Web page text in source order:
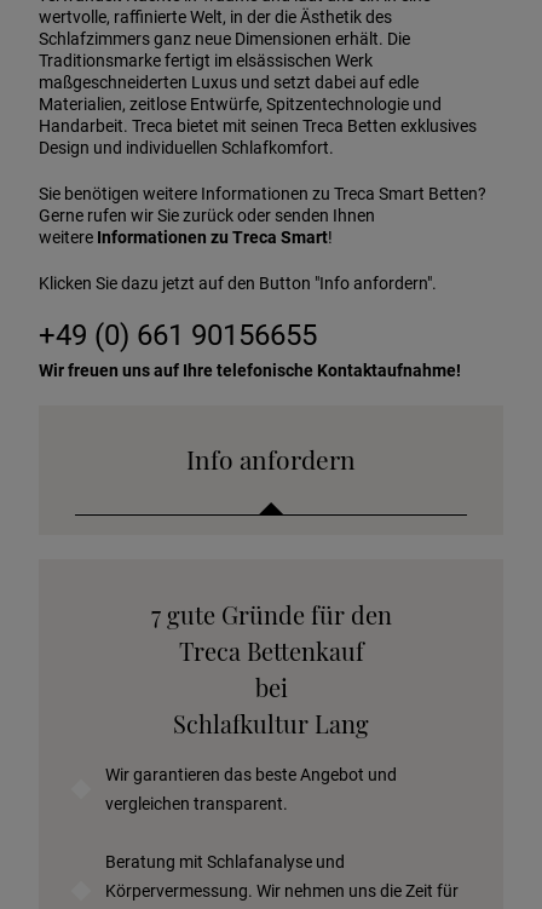
wertvolle, raffinierte Welt, in der die Ästhetik des
Schlafzimmers ganz neue Dimensionen erhält. Die
Traditionsmarke fertigt im elsässischen Werk
maßgeschneiderten Luxus und setzt dabei auf edle
Materialien, zeitlose Entwürfe, Spitzentechnologie und
Handarbeit. Treca bietet mit seinen Treca Betten exklusives
Design und individuellen Schlafkomfort.
Sie benötigen weitere Informationen zu Treca Smart Betten?
Gerne rufen wir Sie zurück oder senden Ihnen
weitere Informationen zu Treca Smart!
Klicken Sie dazu jetzt auf den Button "Info anfordern".
+49 (0) 661 90156655
Wir freuen uns auf Ihre telefonische Kontaktaufnahme!
Info anfordern
Stoffkollektion anfordern
Telefonische Beratung anfordern
Angebot anfordern
Probeschlafen im Hotel
7 gute Gründe für den
Treca Bettenkauf
bei
Schlafkultur Lang
Wir garantieren das beste Angebot und
vergleichen transparent.
Beratung mit Schlafanalyse und
Körpervermessung. Wir nehmen uns die Zeit für